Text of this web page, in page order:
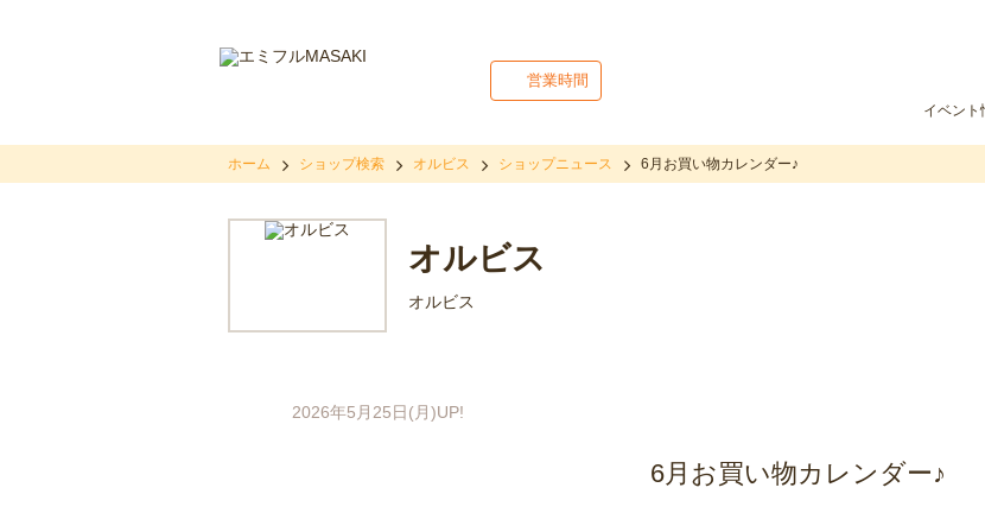
営業時間
イベント
ホーム ショップ検索 オルビス ショップニュース 6月お買い物カレンダー♪
オルビス
オルビス
2026年5月25日(月)UP!
6月お買い物カレンダー♪